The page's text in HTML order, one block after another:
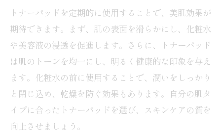
トナーパッドを定期的に使用することで、美肌効果が
期待できます。まず、肌の表面を滑らかにし、化粧水
や美容液の浸透を促進します。さらに、トナーパッド
は肌のトーンを均一にし、明るく健康的な印象を与え
ます。化粧水の前に使用することで、潤いをしっかり
と閉じ込め、乾燥を防ぐ効果もあります。自分の肌タ
イプに合ったトナーパッドを選び、スキンケアの質を
向上させましょう。